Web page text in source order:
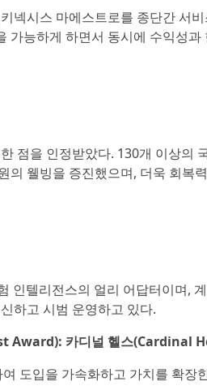
넥시스 마에스트로를 종단간 서
가능하게 하면서 동시에 수익성
점을 인정받았다. 130개 이상의
의 웰빙을 증진했으며, 더욱 회복
인텔리전스의 얼리 어답터이며,
하고 시범 운영하고 있다.
Award): 카디널 헬스(Cardinal
도입을 가속화하고 가치를 확장